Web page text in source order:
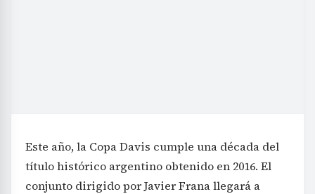
Este año, la Copa Davis cumple una década del
título histórico argentino obtenido en 2016. El
conjunto dirigido por Javier Frana llegará a